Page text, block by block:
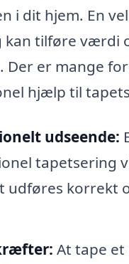
i dit hjem. En
kan tilføre værdi
Der er mange
hjælp til
udseende:
tapetsering
udføres korrekt
At tape